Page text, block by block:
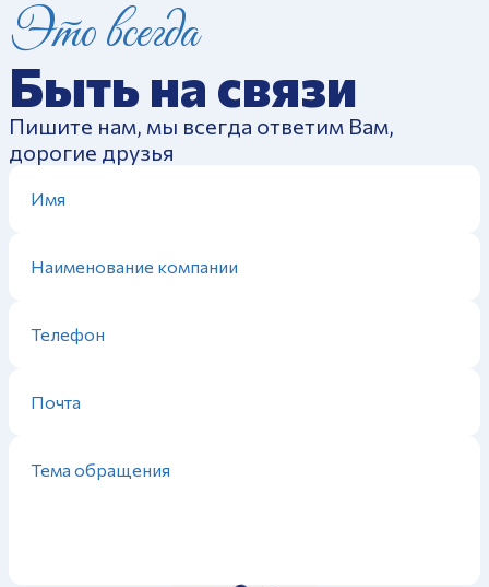
Это всегда
Быть на связи
Пишите нам, мы всегда ответим Вам,
дорогие друзья